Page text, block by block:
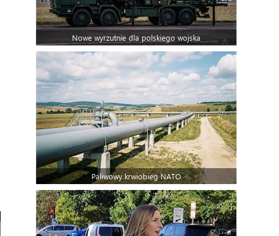
Nowe wyrzutnie dla polskiego wojska
Paliwowy krwiobieg NATO